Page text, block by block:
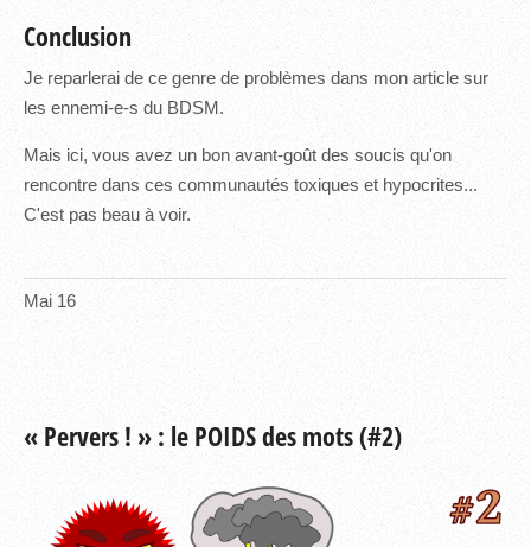
Mai 16
Conclusion
Je reparlerai de ce genre de problèmes dans mon article sur
les ennemi-e-s du BDSM.
Mais ici, vous avez un bon avant-goût des soucis qu'on
rencontre dans ces communautés toxiques et hypocrites...
C'est pas beau à voir.
« Pervers ! » : le POIDS des mots (#2)